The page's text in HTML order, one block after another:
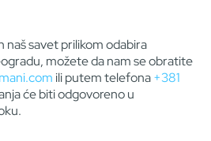
naš savet prilikom odabira
možete da nam se obratite
ili putem telefona+381
će biti odgovoreno u